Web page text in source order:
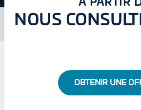
À PARTIR
NOUS
OBTENIR UNE